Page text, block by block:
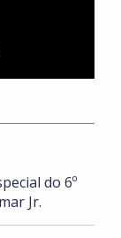
do 6º
Jr.